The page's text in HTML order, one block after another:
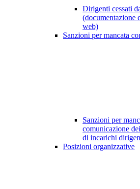
Dirigenti cessati
(documentazione
web)
Sanzioni per mancata
Sanzioni per
comunicazione
di incarichi
Posizioni organizzative